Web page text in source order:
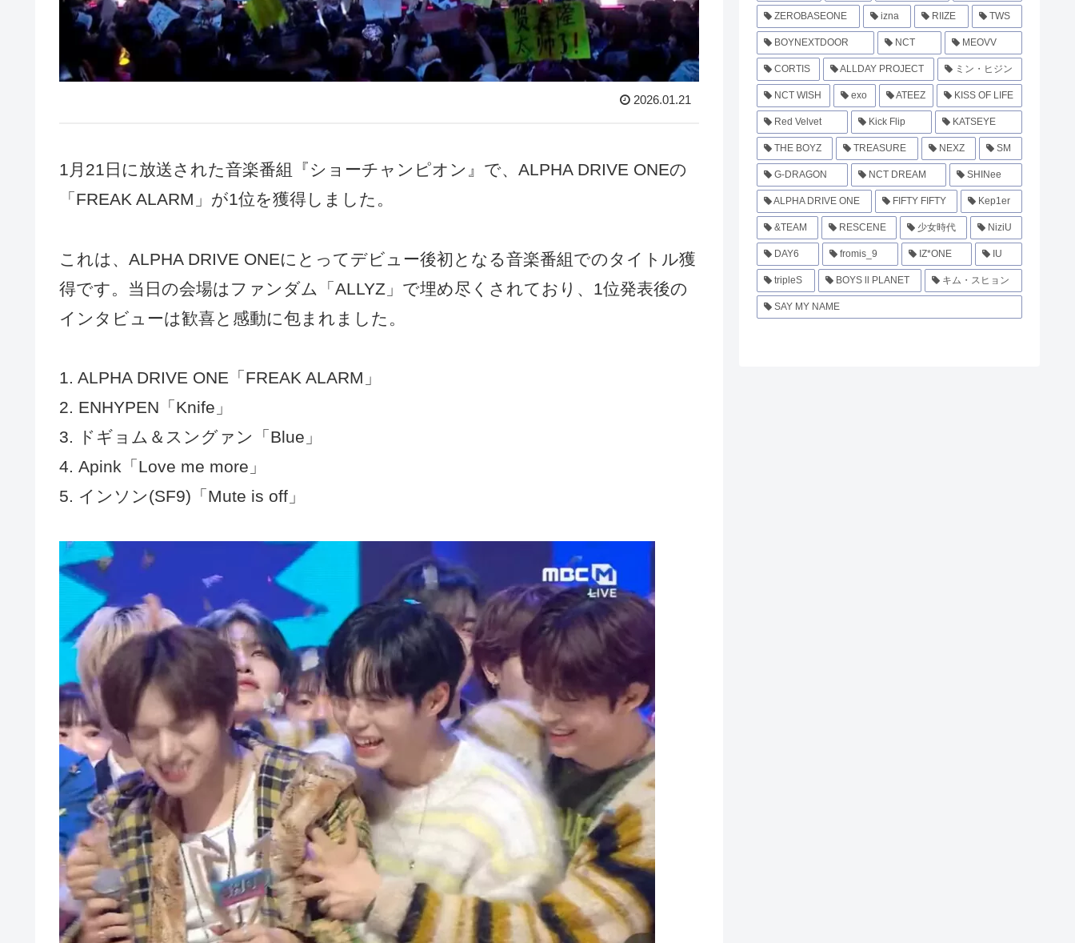
2026.01.21
1月21日に放送された音楽番組『ショーチャンピオン』で、ALPHA DRIVE ONEの
「FREAK ALARM」が1位を獲得しました。
これは、ALPHA DRIVE ONEにとってデビュー後初となる音楽番組でのタイトル獲
得です。当日の会場はファンダム「ALLYZ」で埋め尽くされており、1位発表後の
インタビューは歓喜と感動に包まれました。
1. ALPHA DRIVE ONE「FREAK ALARM」
2. ENHYPEN「Knife」
3. ドギョム＆スングァン「Blue」
4. Apink「Love me more」
5. インソン(SF9)「Mute is off」
ZEROBASEONE izna RIIZE TWS
BOYNEXTDOOR NCT MEOVV
CORTIS ALLDAY PROJECT ミン・ヒジン
NCT WISH exo ATEEZ KISS OF LIFE
Red Velvet Kick Flip KATSEYE
THE BOYZ TREASURE NEXZ SM
G-DRAGON NCT DREAM SHINee
ALPHA DRIVE ONE FIFTY FIFTY Kep1er
&TEAM RESCENE 少女時代 NiziU
DAY6 fromis_9 IZ*ONE IU
tripleS BOYS ll PLANET キム・スヒョン
SAY MY NAME